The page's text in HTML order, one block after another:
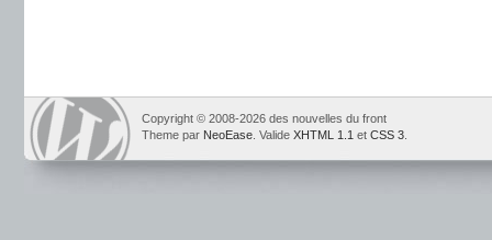
Copyright © 2008-2026 des nouvelles du front
Theme par NeoEase . Valide XHTML 1.1 et CSS 3